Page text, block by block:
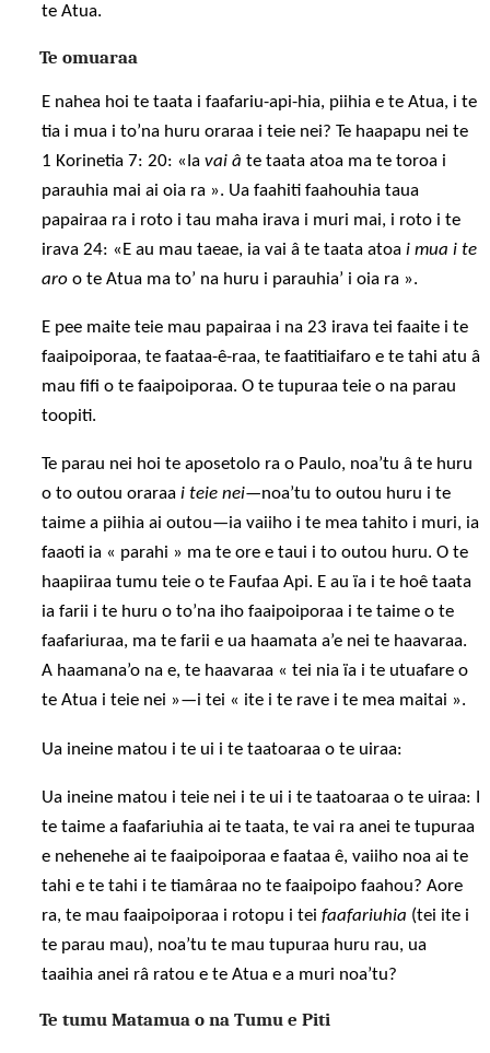
te Atua.
Te omuaraa
E nahea hoi te taata i faafariu-api-hia, piihia e te Atua, i te
tia i mua i to’na huru oraraa i teie nei? Te haapapu nei te
1 Korinetia 7: 20: «Iavai â te taata atoa ma te toroa i
parauhia mai ai oia ra ». Ua faahiti faahouhia taua
papairaa ra i roto i tau maha irava i muri mai, i roto i te
irava 24: «E au mau taeae, ia vai â te taata atoai mua i te
aro o te Atua ma to’ na huru i parauhia’ i oia ra ».
E pee maite teie mau papairaa i na 23 irava tei faaite i te
faaipoiporaa, te faataa-ê-raa, te faatitiaifaro e te tahi atu â
mau fifi o te faaipoiporaa. O te tupuraa teie o na parau
toopiti.
Te parau nei hoi te aposetolo ra o Paulo, noa’tu â te huru
o to outou oraraai teie nei—noa’tu to outou huru i te
taime a piihia ai outou—ia vaiiho i te mea tahito i muri, ia
faaoti ia « parahi » ma te ore e taui i to outou huru. O te
haapiiraa tumu teie o te Faufaa Api. E au ïa i te hoê taata
ia farii i te huru o to’na iho faaipoiporaa i te taime o te
faafariuraa, ma te farii e ua haamata a’e nei te haavaraa.
A haamana’o na e, te haavaraa « tei nia ïa i te utuafare o
te Atua i teie nei »—i tei « ite i te rave i te mea maitai ».
Ua ineine matou i te ui i te taatoaraa o te uiraa:
Ua ineine matou i teie nei i te ui i te taatoaraa o te uiraa: I
te taime a faafariuhia ai te taata, te vai ra anei te tupuraa
e nehenehe ai te faaipoiporaa e faataa ê, vaiiho noa ai te
tahi e te tahi i te tiamâraa no te faaipoipo faahou? Aore
ra, te mau faaipoiporaa i rotopu i teifaafariuhia (tei ite i
te parau mau), noa’tu te mau tupuraa huru rau, ua
taaihia anei râ ratou e te Atua e a muri noa’tu?
Te tumu Matamua o na Tumu e Piti